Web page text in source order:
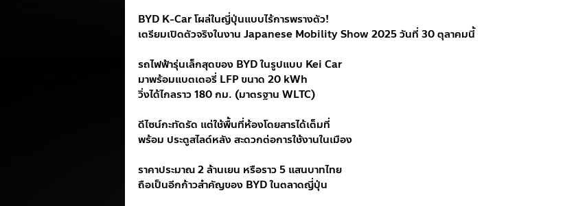
BYD K-Car โผล่ในญี่ปุ่นแบบไร้การพรางตัว!
เตรียมเปิดตัวจริงในงาน Japanese Mobility Show 2025 วันที่ 30 ตุลาคมนี้
รถไฟฟ้ารุ่นเล็กสุดของ BYD ในรูปแบบ Kei Car
มาพร้อมแบตเตอรี่ LFP ขนาด 20 kWh
วิ่งได้ไกลราว 180 กม. (มาตรฐาน WLTC)
ดีไซน์กะทัดรัด แต่ใช้พื้นที่ห้องโดยสารได้เต็มที่
พร้อม ประตูสไลด์หลัง สะดวกต่อการใช้งานในเมือง
ราคาประมาณ 2 ล้านเยน หรือราว 5 แสนบาทไทย
ถือเป็นอีกก้าวสำคัญของ BYD ในตลาดญี่ปุ่น